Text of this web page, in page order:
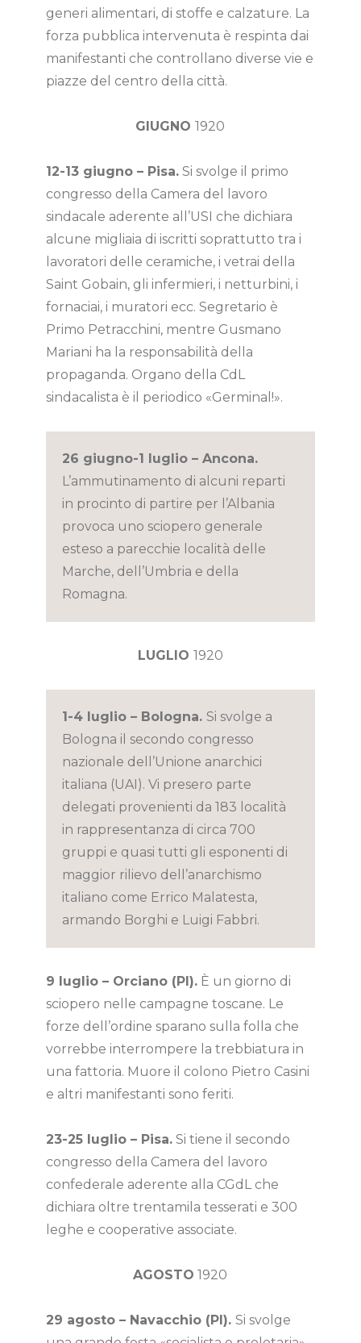
generi alimentari, di stoffe e calzature. La
forza pubblica intervenuta è respinta dai
manifestanti che controllano diverse vie e
piazze del centro della città.
GIUGNO1920
12-13 giugno – Pisa.Si svolge il primo
congresso della Camera del lavoro
sindacale aderente all’USI che dichiara
alcune migliaia di iscritti soprattutto tra i
lavoratori delle ceramiche, i vetrai della
Saint Gobain, gli infermieri, i netturbini, i
fornaciai, i muratori ecc. Segretario è
Primo Petracchini, mentre Gusmano
Mariani ha la responsabilità della
propaganda. Organo della CdL
sindacalista è il periodico «Germinal!».
26 giugno-1 luglio – Ancona.
L’ammutinamento di alcuni reparti
in procinto di partire per l’Albania
provoca uno sciopero generale
esteso a parecchie località delle
Marche, dell’Umbria e della
Romagna.
LUGLIO 1920
1-4 luglio – Bologna. Si svolge a
Bologna il secondo congresso
nazionale dell’Unione anarchici
italiana (UAI). Vi presero parte
delegati provenienti da 183 località
in rappresentanza di circa 700
gruppi e quasi tutti gli esponenti di
maggior rilievo dell’anarchismo
italiano come Errico Malatesta,
armando Borghi e Luigi Fabbri.
9 luglio – Orciano (PI).È un giorno di
sciopero nelle campagne toscane. Le
forze dell’ordine sparano sulla folla che
vorrebbe interrompere la trebbiatura in
una fattoria. Muore il colono Pietro Casini
e altri manifestanti sono feriti.
23-25 luglio – Pisa.Si tiene il secondo
congresso della Camera del lavoro
confederale aderente alla CGdL che
dichiara oltre trentamila tesserati e 300
leghe e cooperative associate.
AGOSTO 1920
29 agosto – Navacchio (PI). Si svolge